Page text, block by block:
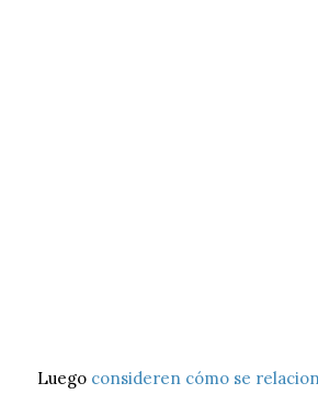
Luego consideren cómo se